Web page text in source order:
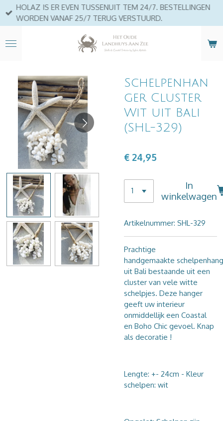
Ga
direct
de
HOLAZ IS ER EVEN TUSSENUIT TEM 24/7. BESTELLINGEN
WORDEN VANAF 25/7 TERUG VERSTUURD.
Schelpenhan
ger Cluster
Wit uit Bali
(SHL-329)
€ 24,95
In
winkelwagen
Artikelnummer: SHL-329
Prachtige
handgemaakte
uit Bali bestaande uit een
cluster van vele witte
schelpjes. Deze hanger
geeft uw interieur
onmiddellijk een Coastal
en Boho Chic gevoel. Knap
als decoratie !
Lengte: +- 24cm - Kleur
schelpen: wit